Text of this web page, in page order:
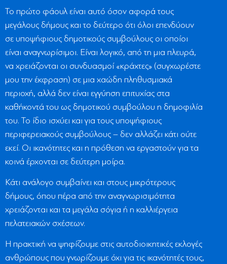
Το πρώτο φάουλ είναι αυτό όσον αφορά τους
μεγάλους δήμους και το δεύτερο ότι όλοι επενδύουν
σε υποψήφιους δημοτικούς συμβούλους οι οποίοι
είναι αναγνωρίσιμοι. Είναι λογικό, από τη μια πλευρά,
να χρειάζονται οι συνδυασμοί «κράχτες» (συγχωρέστε
μου την έκφραση) σε μια χαώδη πληθυσμιακά
περιοχή, αλλά δεν είναι εγγύηση επιτυχίας στα
καθήκοντά του ως δημοτικού συμβούλου η δημοφιλία
του. Το ίδιο ισχύει και για τους υποψήφιους
περιφερειακούς συμβούλους – δεν αλλάζει κάτι ούτε
εκεί. Οι ικανότητες και η πρόθεση να εργαστούν για τα
κοινά έρχονται σε δεύτερη μοίρα.
Κάτι ανάλογο συμβαίνει και στους μικρότερους
δήμους, όπου πέρα από την αναγνωρισιμότητα
χρειάζονται και τα μεγάλα σόγια ή η καλλιέργεια
πελατειακών σχέσεων.
Η πρακτική να ψηφίζουμε στις αυτοδιοικητικές εκλογές
ανθρώπους που γνωρίζουμε όχι για τις ικανότητές τους,